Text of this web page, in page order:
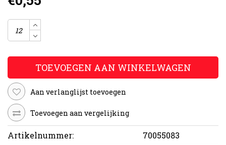
TOEVOEGEN AAN WINKELWAGEN
Aan verlanglijst toevoegen
Toevoegen aan vergelijking
Artikelnummer: 70055083